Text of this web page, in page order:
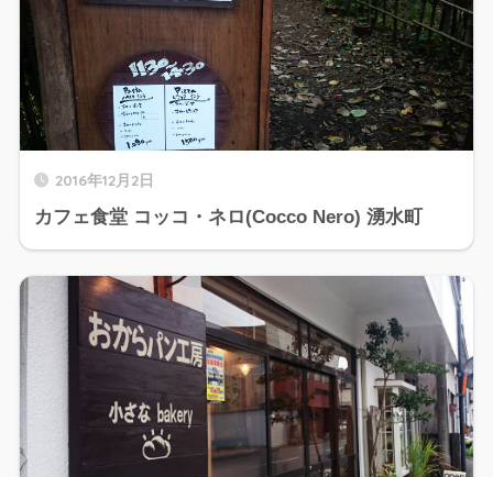
2016年12月2日
カフェ食堂 コッコ・ネロ(Cocco Nero) 湧水町